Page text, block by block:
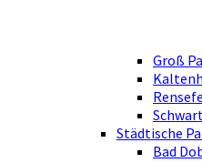
Groß
Städtische
Bad